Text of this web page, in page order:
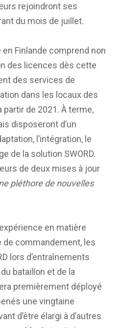
rejoindront ses
du mois de juillet.
Finlande comprend non
des licences dès cette
des services de
dans les locaux des
de 2021. À terme,
disposeront d’un
l’intégration, le
de la solution SWORD.
de deux mises à jour
pléthore de nouvelles
en matière
de commandement, les
lors d’entraînements
bataillon et de la
premièrement déployé
une vingtaine
d’être élargi à d’autres